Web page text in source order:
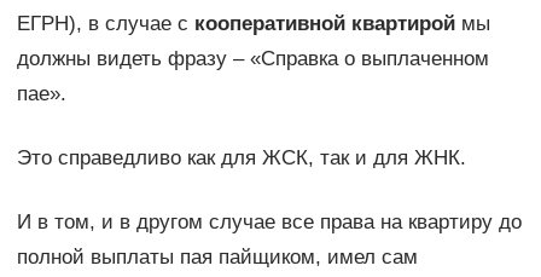
ЕГРН), в случае с кооперативной квартироймы
должны видеть фразу – «Справка о выплаченном
пае».
Это справедливо как для ЖСК, так и для ЖНК.
И в том, и в другом случае все права на квартиру до
полной выплаты пая пайщиком, имел сам